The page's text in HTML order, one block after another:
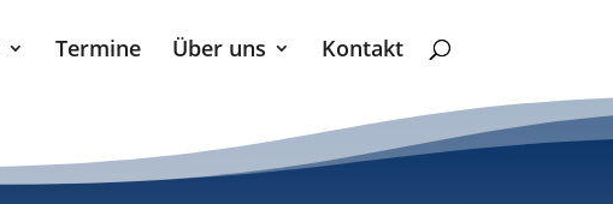
Termine Über uns Kontakt